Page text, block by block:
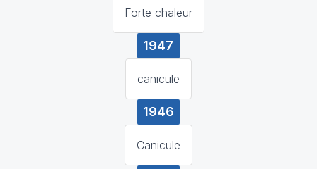
Forte chaleur
1947
canicule
1946
Canicule